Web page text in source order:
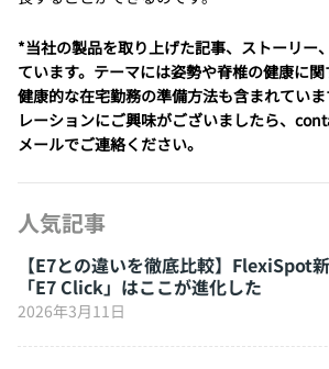
*当社の製品を取り上げた記事、ストーリー
ています。テーマには姿勢や脊椎の健康に
健康的な在宅勤務の準備方法も含まれてい
レーションにご興味がございましたら、
メールでご連絡ください。
人気記事
【E7との違いを徹底比較】FlexiSpot
「E7 Click」はここが進化した
2026年3月11日